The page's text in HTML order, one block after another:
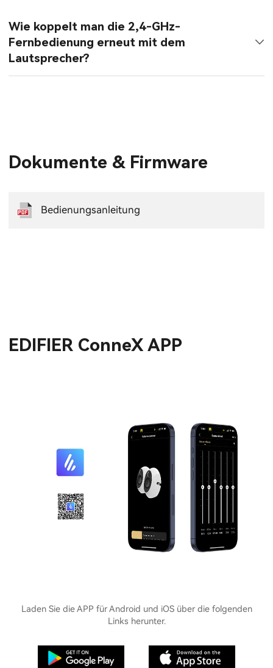
Wie koppelt man die 2,4-GHz-
Fernbedienung erneut mit dem
Lautsprecher?
Dokumente & Firmware
Bedienungsanleitung
EDIFIER ConneX APP
Laden Sie die APP für Android und iOS über die folgenden
Links herunter.